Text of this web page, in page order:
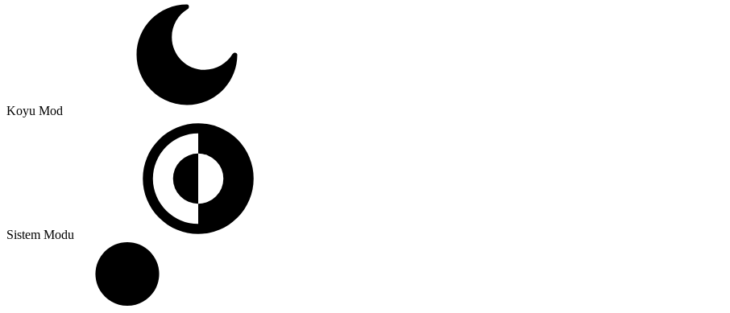
Koyu Mod
Sistem Modu